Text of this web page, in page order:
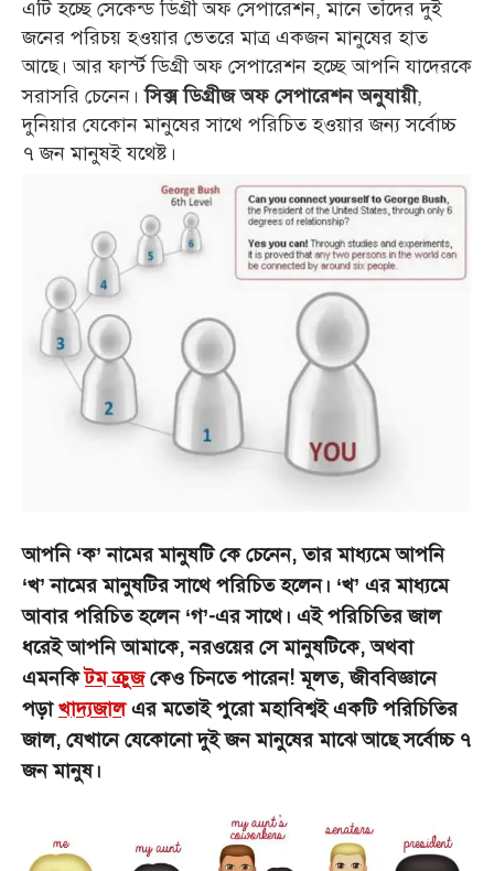
এটি হচ্ছে সেকেন্ড ডিগ্রী অফ সেপারেশন, মানে তাঁদের দুই
জনের পরিচয় হওয়ার ভেতরে মাত্র একজন মানুষের হাত
আছে। আর ফার্স্ট ডিগ্রী অফ সেপারেশন হচ্ছে আপনি যাদেরকে
সরাসরি চেনেন।সিক্স ডিগ্রীজ অফ সেপারেশন অনুযায়ী,
দুনিয়ার যেকোন মানুষের সাথে পরিচিত হওয়ার জন্য সর্বোচ্চ
৭ জন মানুষই যথেষ্ট।
আপনি ‘ক’ নামের মানুষটি কে চেনেন, তার মাধ্যমে আপনি
‘খ’ নামের মানুষটির সাথে পরিচিত হলেন। ‘খ’ এর মাধ্যমে
আবার পরিচিত হলেন ‘গ’-এর সাথে। এই পরিচিতির জাল
ধরেই আপনি আমাকে, নরওয়ের সে মানুষটিকে, অথবা
এমনকিটম ক্রুজকেও চিনতে পারেন! মূলত, জীববিজ্ঞানে
পড়াখাদ্যজালএর মতোই পুরো মহাবিশ্ব‌ই একটি পরিচিতির
জাল, যেখানে যেকোনো দুই জন মানুষের মাঝে আছে সর্বোচ্চ ৭
জন মানুষ।